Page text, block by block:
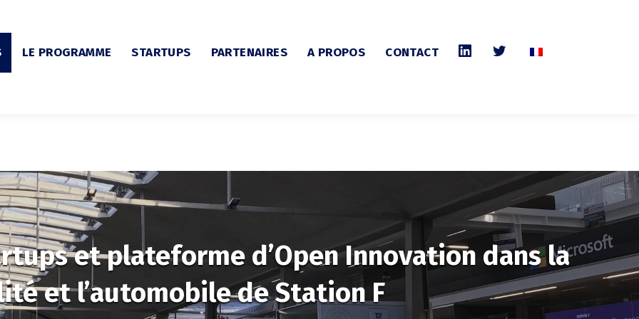
LE PROGRAMME STARTUPS PARTENAIRES A PROPOS CONTACT
et plateforme d’Open Innovation dans la
et l’automobile de Station F